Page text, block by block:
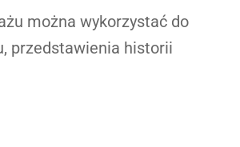
można wykorzystać do
przedstawienia historii